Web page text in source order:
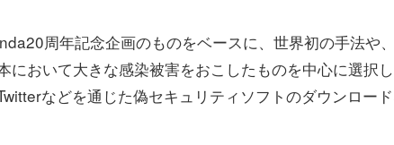
周年記念企画のものをベースに、世界初の手法や
おいて大きな感染被害をおこしたものを中心に選択し
などを通じた偽セキュリティソフトのダウンロー